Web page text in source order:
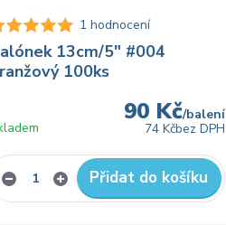
1 hodnocení
13cm/5" #004
100ks
90 Kč/balení
74 Kčbez DPH
Přidat do košíku